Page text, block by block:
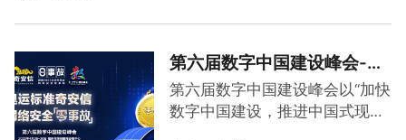
故”的保障目标，切实提高重要系统运营单位在重要时期
的网络安全保障能力。
第六届数字中国建设峰会-奥
运标准奇安信 网络安全零事
故
第六届数字中国建设峰会以“加快
数字中国建设，推进中国式现代